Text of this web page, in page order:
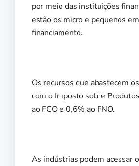
por meio das instituições
estão os micro e pequenos
financiamento.
Os recursos que abastecem
com o Imposto sobre
ao FCO e 0,6% ao FNO.
As indústrias podem acessar